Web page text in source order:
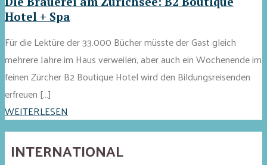
Hotel + Spa
Für die Lektüre der 33.000 Bücher müsste der Gast gleich
mehrere Jahre im Haus verweilen, aber auch ein Wochenende im
feinen Zürcher B2 Boutique Hotel wird den Bildungsreisenden
erfreuen […]
WEITERLESEN
INTERNATIONAL